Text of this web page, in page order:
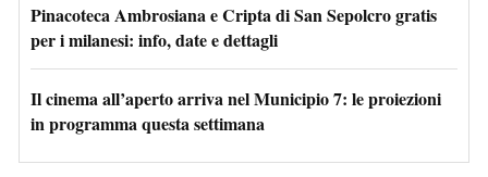
Pinacoteca Ambrosiana e Cripta di San Sepolcro gratis
per i milanesi: info, date e dettagli
Il cinema all’aperto arriva nel Municipio 7: le proiezioni
in programma questa settimana